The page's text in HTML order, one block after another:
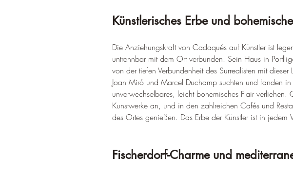
Künstlerisches Erbe und
Die Anziehungskraft von Cadaqués auf Künstler ist
untrennbar mit dem Ort verbunden. Sein Haus in
von der tiefen Verbundenheit des Surrealisten mit
Joan Miró und Marcel Duchamp suchten und fanden
unverwechselbares, leicht bohemisches Flair
Kunstwerke an, und in den zahlreichen Cafés und
des Ortes genießen. Das Erbe der Künstler ist in
Fischerdorf-Charme und